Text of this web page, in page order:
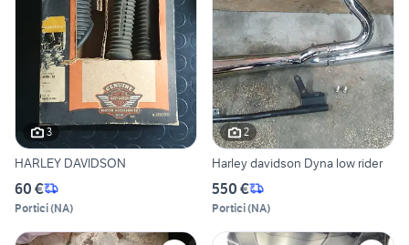
3
HARLEY DAVIDSON
60 €
Portici(NA)
2
Harley davidson Dyna low rider
550 €
Portici(NA)